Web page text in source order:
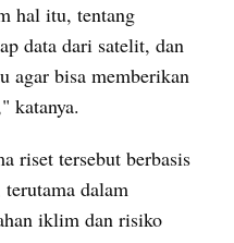
hal itu, tentang
data dari satelit, dan
agar bisa memberikan
katanya.
riset tersebut berbasis
dalam
iklim dan risiko